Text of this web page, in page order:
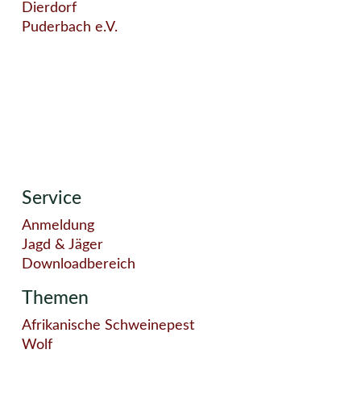
Dierdorf
Puderbach e.V.
Service
Anmeldung
Jagd & Jäger
Downloadbereich
Themen
Afrikanische Schweinepest
Wolf